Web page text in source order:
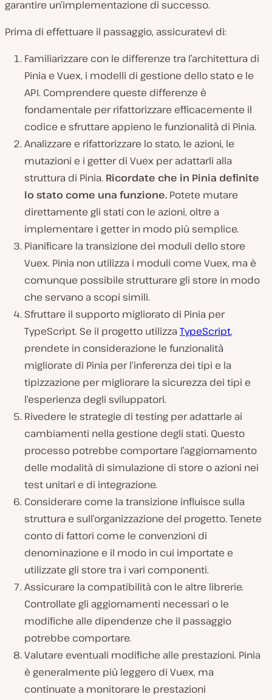
garantire un’implementazione di successo.
Prima di effettuare il passaggio, assicuratevi di:
Familiarizzare con le differenze tra l’architettura di
Pinia e Vuex, i modelli di gestione dello stato e le
API. Comprendere queste differenze è
fondamentale per rifattorizzare efficacemente il
codice e sfruttare appieno le funzionalità di Pinia.
Analizzare e rifattorizzare lo stato, le azioni, le
mutazioni e i getter di Vuex per adattarli alla
struttura di Pinia. Ricordate che in Pinia definite
lo stato come una funzione. Potete mutare
direttamente gli stati con le azioni, oltre a
implementare i getter in modo più semplice.
Pianificare la transizione dei moduli dello store
Vuex. Pinia non utilizza i moduli come Vuex, ma è
comunque possibile strutturare gli store in modo
che servano a scopi simili.
Sfruttare il supporto migliorato di Pinia per
TypeScript. Se il progetto utilizza TypeScript,
prendete in considerazione le funzionalità
migliorate di Pinia per l’inferenza dei tipi e la
tipizzazione per migliorare la sicurezza dei tipi e
l’esperienza degli sviluppatori.
Rivedere le strategie di testing per adattarle ai
cambiamenti nella gestione degli stati. Questo
processo potrebbe comportare l’aggiornamento
delle modalità di simulazione di store o azioni nei
test unitari e di integrazione.
Considerare come la transizione influisce sulla
struttura e sull’organizzazione del progetto. Tenete
conto di fattori come le convenzioni di
denominazione e il modo in cui importate e
utilizzate gli store tra i vari componenti.
Assicurare la compatibilità con le altre librerie.
Controllate gli aggiornamenti necessari o le
modifiche alle dipendenze che il passaggio
potrebbe comportare.
Valutare eventuali modifiche alle prestazioni. Pinia
è generalmente più leggero di Vuex, ma
continuate a monitorare le prestazioni